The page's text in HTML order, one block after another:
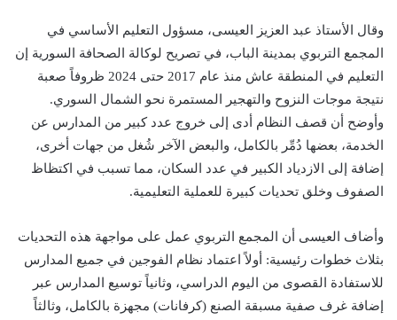
وقال الأستاذ عبد العزيز العيسى، مسؤول التعليم الأساسي في
المجمع التربوي بمدينة الباب، في تصريح لوكالة الصحافة السورية إن
التعليم في المنطقة عاش منذ عام 2017 حتى 2024 ظروفاً صعبة
نتيجة موجات النزوح والتهجير المستمرة نحو الشمال السوري.
وأوضح أن قصف النظام أدى إلى خروج عدد كبير من المدارس عن
الخدمة، بعضها دُمِّر بالكامل، والبعض الآخر شُغل من جهات أخرى،
إضافة إلى الازدياد الكبير في عدد السكان، مما تسبب في اكتظاظ
الصفوف وخلق تحديات كبيرة للعملية التعليمية.
وأضاف العيسى أن المجمع التربوي عمل على مواجهة هذه التحديات
بثلاث خطوات رئيسية: أولاً اعتماد نظام الفوجين في جميع المدارس
للاستفادة القصوى من اليوم الدراسي، وثانياً توسيع المدارس عبر
إضافة غرف صفية مسبقة الصنع (كرفانات) مجهزة بالكامل، وثالثاً